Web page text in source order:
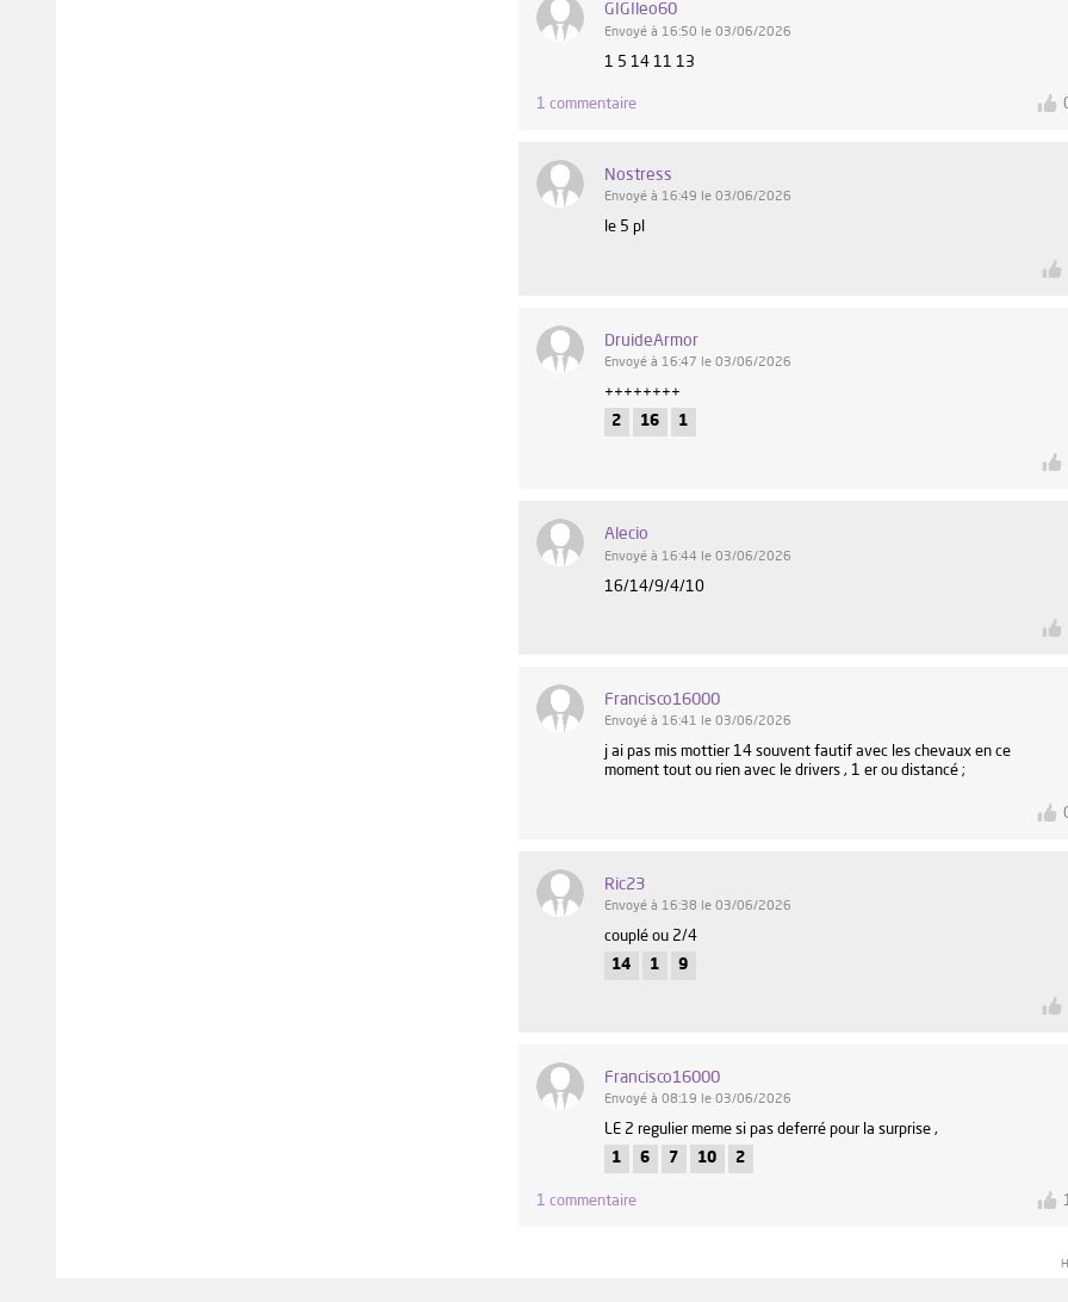
GIGIleo60
Envoyé à 16:50 le 03/06/2026
1 5 14 11 13
1 commentaire
Nostress
Envoyé à 16:49 le 03/06/2026
le 5 pl
DruideArmor
Envoyé à 16:47 le 03/06/2026
++++++++
2
16 1
Alecio
Envoyé à 16:44 le 03/06/2026
16/14/9/4/10
Francisco16000
Envoyé à 16:41 le 03/06/2026
j ai pas mis mottier 14 souvent fautif avec les chevaux en ce
moment tout ou rien avec le drivers , 1 er ou distancé ;
Ric23
Envoyé à 16:38 le 03/06/2026
couplé ou 2/4
14
1 9
Francisco16000
Envoyé à 08:19 le 03/06/2026
LE 2 regulier meme si pas deferré pour la surprise ,
1
6 7 10 2
1 commentaire